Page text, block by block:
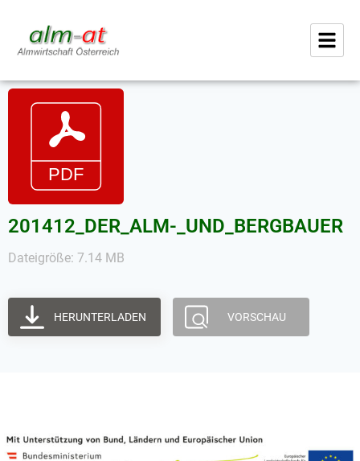
201412_DER_ALM-_UND_BERGBAUER
Dateigröße: 7.14 MB
HERUNTERLADEN VORSCHAU